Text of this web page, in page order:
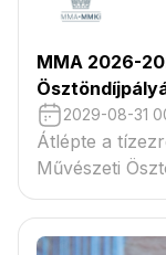
MMA 2026-
2029-08-31
Átlépte a
Művészeti
tartaléklistás
csatolmányban